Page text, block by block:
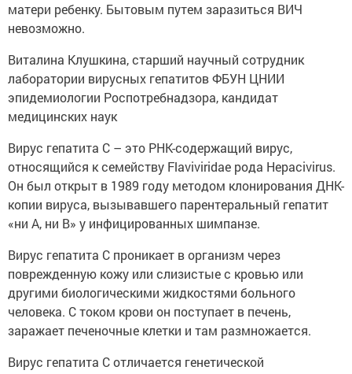
матери ребенку. Бытовым путем заразиться ВИЧ
невозможно.
Виталина Клушкина, старший научный сотрудник
лаборатории вирусных гепатитов ФБУН ЦНИИ
эпидемиологии Роспотребнадзора, кандидат
медицинских наук
Вирус гепатита С – это РНК-содержащий вирус,
относящийся к семейству Flaviviridae рода Hepacivirus.
Он был открыт в 1989 году методом клонирования ДНК-
копии вируса, вызывавшего парентеральный гепатит
«ни А, ни В» у инфицированных шимпанзе.
Вирус гепатита С проникает в организм через
поврежденную кожу или слизистые с кровью или
другими биологическими жидкостями больного
человека. С током крови он поступает в печень,
заражает печеночные клетки и там размножается.
Вирус гепатита С отличается генетической